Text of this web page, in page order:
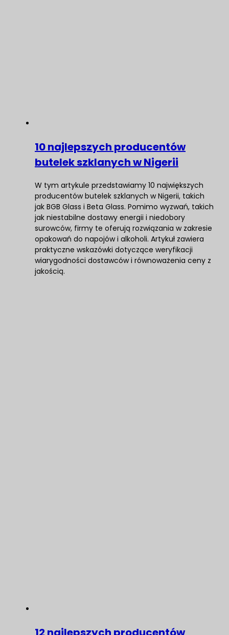
10 najlepszych producentów
butelek szklanych w Nigerii
W tym artykule przedstawiamy 10 największych
producentów butelek szklanych w Nigerii, takich
jak BGB Glass i Beta Glass. Pomimo wyzwań, takich
jak niestabilne dostawy energii i niedobory
surowców, firmy te oferują rozwiązania w zakresie
opakowań do napojów i alkoholi. Artykuł zawiera
praktyczne wskazówki dotyczące weryfikacji
wiarygodności dostawców i równoważenia ceny z
jakością.